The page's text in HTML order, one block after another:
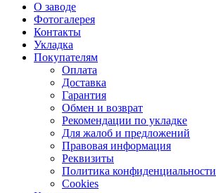
О заводе
Фотогалерея
Контакты
Укладка
Покупателям
Оплата
Доставка
Гарантия
Обмен и возврат
Рекомендации по укладке
Для жалоб и предложений
Правовая информация
Реквизиты
Политика конфиденциальности
Cookies